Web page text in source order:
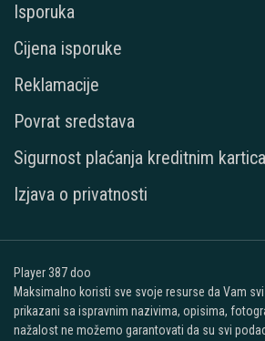
Isporuka
Cijena isporuke
Reklamacije
Povrat sredstava
Sigurnost plaćanja kreditnim
Izjava o privatnosti
Player 387 doo
Maksimalno koristi sve svoje resurse da Vam
prikazani sa ispravnim nazivima, opisima,
nažalost ne možemo garantovati da su svi